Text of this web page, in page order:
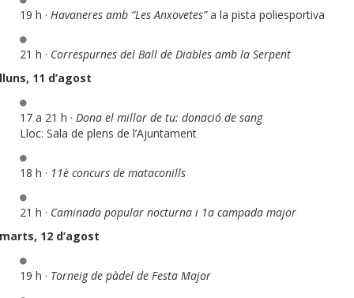
19 h ·Havaneres amb “Les Anxovetes”a la pista poliesportiva
21 h · Correspurnes del Ball de Diables amb la Serpent
11 d’agost
17 a 21 h ·Dona el millor de tu: donació de sang
Lloc: Sala de plens de l’Ajuntament
18 h · 11è concurs de mataconills
21 h · Caminada popular nocturna i 1a campada major
12 d’agost
19 h · Torneig de pàdel de Festa Major